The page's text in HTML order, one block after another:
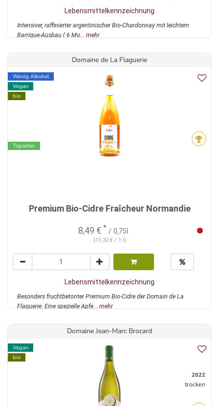
Lebensmittelkennzeichnung
Intensiver, raffinierter argentinischer Bio-Chardonnay mit leichtem
Barrique-Ausbau ( 6 Mo... mehr
Domaine de La Flaguerie
Wenig Alkohol
Vegan
bio
Topseller
Premium Bio-Cidre Fraîcheur Normandie
8,49 € * / 0,75l
(11,32 € / 1 l)
Lebensmittelkennzeichnung
Besonders fruchtbetonter Premium Bio-Cidre der Domain de La
Flaguerie. Eine spezielle Apfe... mehr
Domaine Jean-Marc Brocard
Vegan
bio
2022
trocken